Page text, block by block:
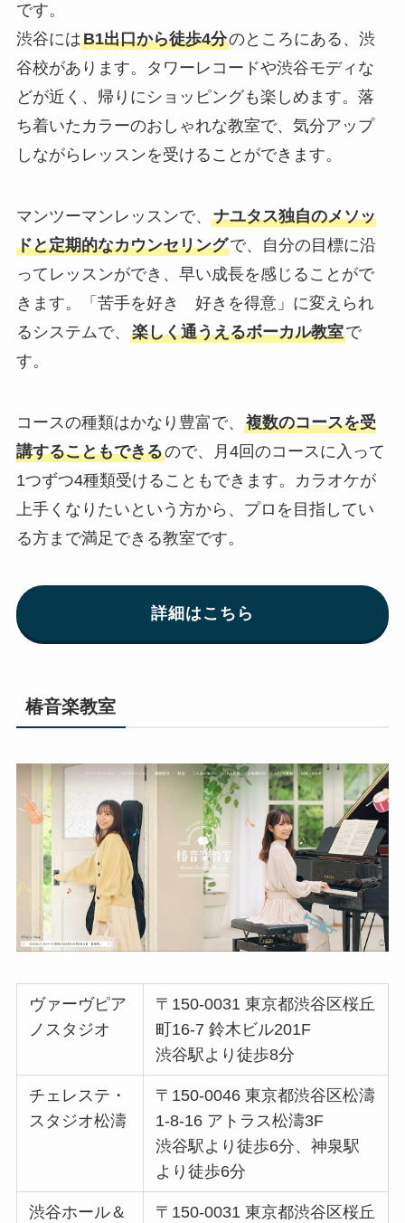
です。
渋谷にはB1出口から徒歩4分のところにある、渋
谷校があります。タワーレコードや渋谷モディな
どが近く、帰りにショッピングも楽しめます。落
ち着いたカラーのおしゃれな教室で、気分アップ
しながらレッスンを受けることができます。
マンツーマンレッスンで、 ナユタス独自のメソッ
ドと定期的なカウンセリングで、自分の目標に沿
ってレッスンができ、早い成長を感じることがで
きます。「苦手を好き 好きを得意」に変えられ
るシステムで、 楽しく通うえるボーカル教室で
す。
コースの種類はかなり豊富で、 複数のコースを受
講することもできるので、月4回のコースに入って
1つずつ4種類受けることもできます。カラオケが
上手くなりたいという方から、プロを目指してい
る方まで満足できる教室です。
詳細はこちら
椿音楽教室
ヴァーヴピア
ノスタジオ
〒150-0031 東京都渋谷区桜丘
町16-7 鈴木ビル201F
渋谷駅より徒歩8分
チェレステ・
スタジオ松濤
〒150-0046 東京都渋谷区松濤
1-8-16 アトラス松濤3F
渋谷駅より徒歩6分、神泉駅
より徒歩6分
渋谷ホール＆
〒150-0031 東京都渋谷区桜丘